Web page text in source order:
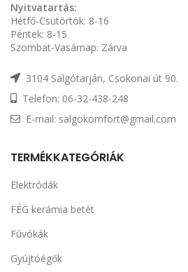
Nyitvatartás:
Hétfő-Csütörtök: 8-16
Péntek: 8-15
Szombat-Vasárnap: Zárva
3104 Salgótarján, Csokonai út 90.
Telefon: 06-32-438-248
E-mail: salgokomfort@gmail.com
TERMÉKKATEGÓRIÁK
Elektródák
FÉG kerámia betét
Fúvókák
Gyújtóégők